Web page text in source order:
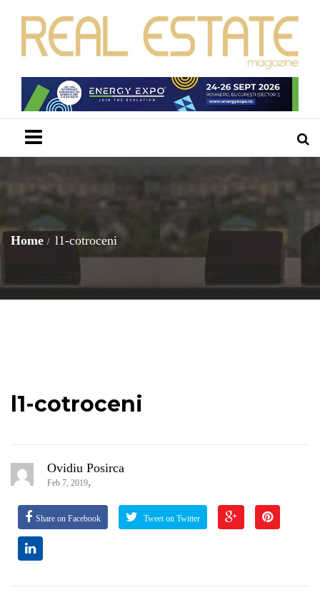
Home l1-cotroceni
l1-cotroceni
Ovidiu Posirca
Feb 7, 2019,
Share on Facebook Tweet on Twitter